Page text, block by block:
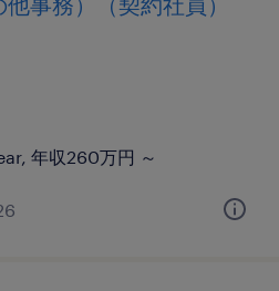
年収260万円 ～